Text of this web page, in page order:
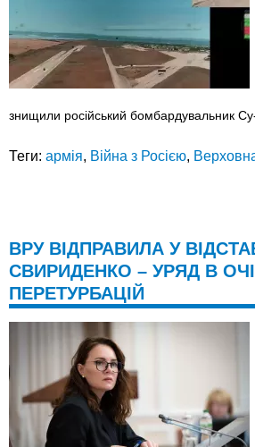
знищили російський бомбардувальник
Теги: армія, Війна з Росією,
ВРУ ВІДПРАВИЛА У
СВИРИДЕНКО – УРЯД В
ПЕРЕТУРБАЦІЙ